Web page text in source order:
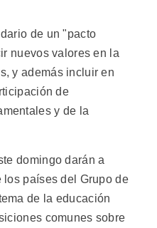
de un "pacto
nuevos valores en la
y además incluir en
de
y de la
domingo darán a
países del Grupo de
de la educación
comunes sobre